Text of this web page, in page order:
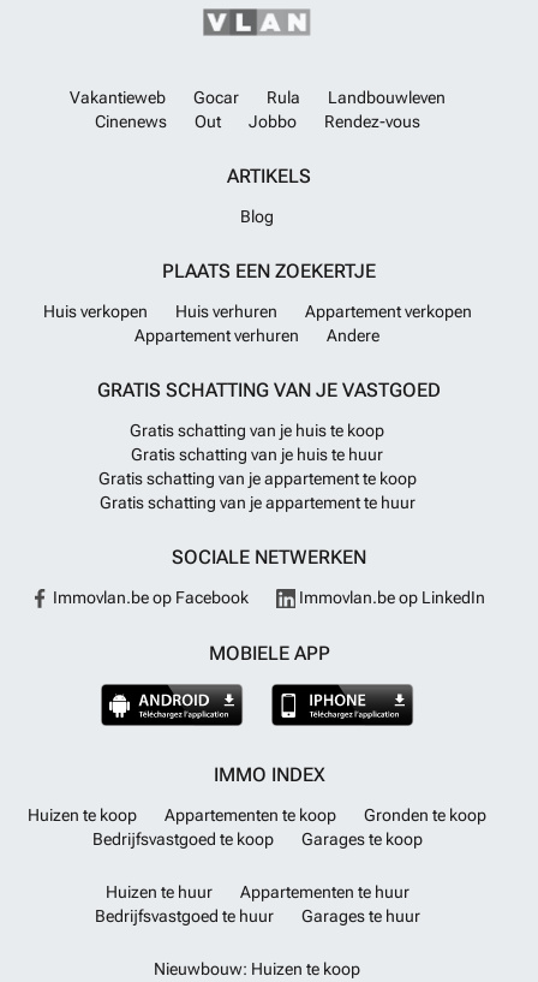
Vakantieweb Gocar Rula
Landbouwleven
Cinenews
Out Jobbo Rendez-vous
ARTIKELS
Blog
PLAATS EEN ZOEKERTJE
Huis verkopen Huis verhuren
Appartement verkopen
Appartement verhuren
Andere
GRATIS SCHATTING VAN JE VASTGOED
Gratis schatting van je huis te koop
Gratis schatting van je huis te huur
Gratis schatting van je appartement te koop
Gratis schatting van je appartement te huur
SOCIALE NETWERKEN
Immovlan.be op Facebook Immovlan.be op LinkedIn
MOBIELE APP
IMMO INDEX
Huizen te koop Appartementen te koop
Gronden te koop
Bedrijfsvastgoed te koop
Garages te koop
Huizen te huur
Appartementen te huur
Bedrijfsvastgoed te huur
Garages te huur
Nieuwbouw: Huizen te koop